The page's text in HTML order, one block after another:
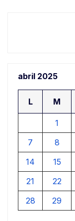
abril 2025
L M
1
7
8
14
15
21
22
28
29